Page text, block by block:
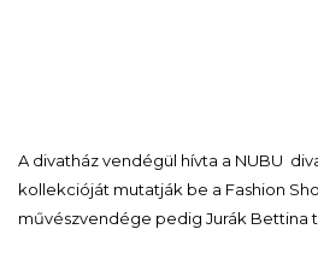
A divatház vendégül hívta a NUBU
kollekcióját mutatják be a Fashion
művészvendége pedig Jurák Bettina